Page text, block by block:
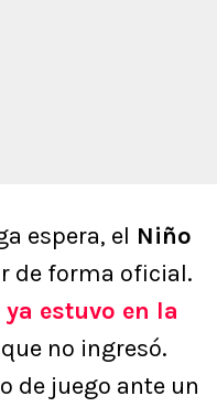
espera, el Niño
de forma oficial.
ya estuvo en la
no ingresó.
de juego ante un